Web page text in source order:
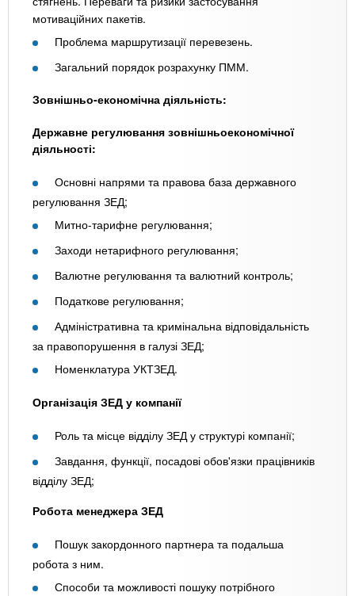
мотиваційних пакетів.
Проблема маршрутизації перевезень.
Загальний порядок розрахунку ПММ.
Зовнішньо-економічна діяльність:
Державне регулювання зовнішньоекономічної
діяльності:
Основні напрями та правова база державного
регулювання ЗЕД;
Митно-тарифне регулювання;
Заходи нетарифного регулювання;
Валютне регулювання та валютний контроль;
Податкове регулювання;
Адміністративна та кримінальна відповідальність
за правопорушення в галузі ЗЕД;
Номенклатура УКТЗЕД.
Організація ЗЕД у компанії
Роль та місце відділу ЗЕД у структурі компанії;
Завдання, функції, посадові обов'язки працівників
відділу ЗЕД;
Робота менеджера ЗЕД
Пошук закордонного партнера та подальша
робота з ним.
Способи та можливості пошуку потрібного